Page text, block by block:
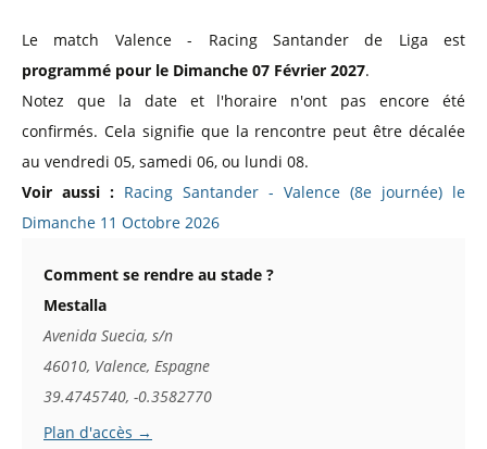
Le match Valence - Racing Santander de Liga est
programmé pour le Dimanche 07 Février 2027.
Notez que la date et l'horaire n'ont pas encore été
confirmés. Cela signifie que la rencontre peut être décalée
au vendredi 05, samedi 06, ou lundi 08.
Voir aussi : Racing Santander - Valence (8e journée) le
Dimanche 11 Octobre 2026
Comment se rendre au stade ?
Mestalla
Avenida Suecia, s/n
46010, Valence, Espagne
39.4745740, -0.3582770
Plan d'accès →